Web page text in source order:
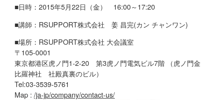
■日時：2015年5月22日（金） 16:00～17:20
■講師：RSUPPORT株式会社 姜 昌完(カン チャンワン)
■場所：RSUPPORT株式会社 大会議室
〒105-0001
東京都港区虎ノ門1-2-20 第3虎ノ門電気ビル7階 （虎ノ門金
比羅神社 社殿真裏のビル）
Tel:03-3539-5761
Map : /ja-jp/company/contact-us/